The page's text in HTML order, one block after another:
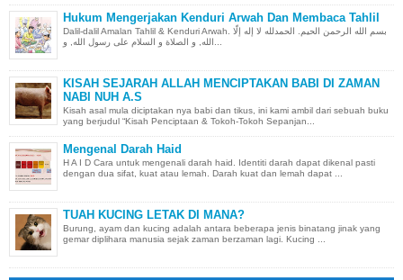
Hukum Mengerjakan Kenduri Arwah Dan Membaca Tahlil
Dalil-dalil Amalan Tahlil & Kenduri Arwah. بسم الله الرحمن الحيم. الحمدلله لا إله إلّا
KISAH SEJARAH ALLAH MENCIPTAKAN BABI DI ZAMAN
NABI NUH A.S
Kisah asal mula diciptakan nya babi dan tikus, ini kami ambil dari sebuah buku
yang berjudul “Kisah Penciptaan & Tokoh-Tokoh Sepanjan...
Mengenal Darah Haid
H A I D Cara untuk mengenali darah haid. Identiti darah dapat dikenal pasti
dengan dua sifat, kuat atau lemah. Darah kuat dan lemah dapat ...
TUAH KUCING LETAK DI MANA?
Burung, ayam dan kucing adalah antara beberapa jenis binatang jinak yang
gemar diplihara manusia sejak zaman berzaman lagi. Kucing ...